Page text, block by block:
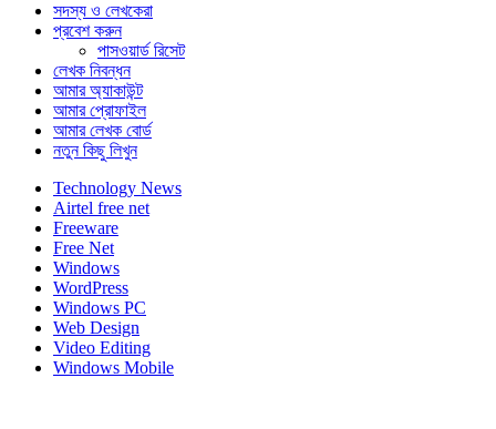
সদস্য ও লেখকেরা
প্রবেশ করুন
পাসওয়ার্ড রিসেট
লেখক নিবন্ধন
আমার অ্যাকাউন্ট
আমার প্রোফাইল
আমার লেখক বোর্ড
নতুন কিছু লিখুন
Technology News
Airtel free net
Freeware
Free Net
Windows
WordPress
Windows PC
Web Design
Video Editing
Windows Mobile